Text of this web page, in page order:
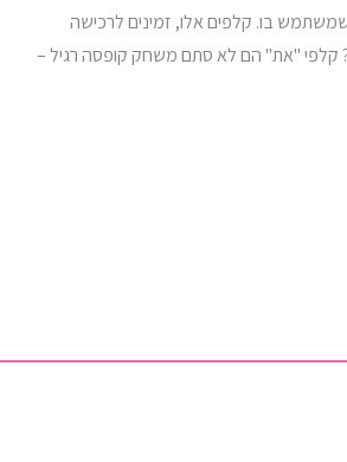
שמשתמש בו. קלפים אלו, זמינים לרכישה
קלפי "את" הם לא סתם משחק קופסה רגיל –